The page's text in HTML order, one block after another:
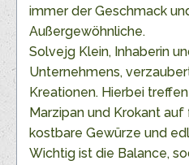
immer der Geschmack
Außergewöhnliche.
Solvejg Klein, Inhaberin
Unternehmens,
Kreationen. Hierbei
Marzipan und Krokant
kostbare Gewürze und
Wichtig ist die Balance,